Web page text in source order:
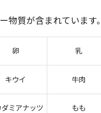
質が含まれています。
卵 乳
キウイ 牛肉
ダミアナッツ もも